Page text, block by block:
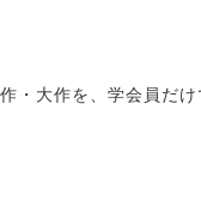
・大作を、学会員だ